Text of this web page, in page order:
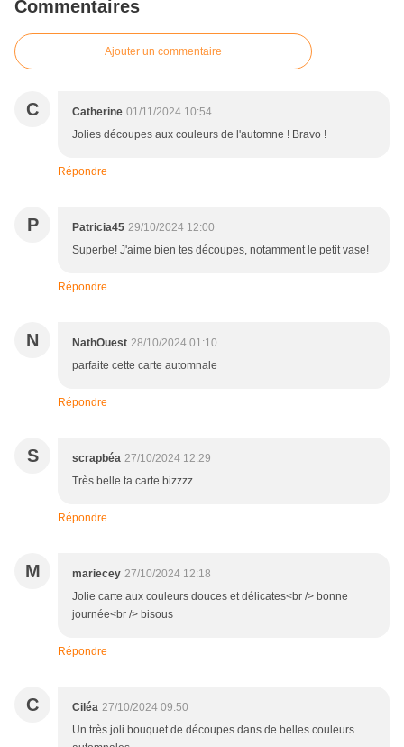
Commentaires
Ajouter un commentaire
C Catherine 01/11/2024 10:54
Jolies découpes aux couleurs de l'automne ! Bravo !
Répondre
P Patricia45 29/10/2024 12:00
Superbe! J'aime bien tes découpes, notamment le petit vase!
Répondre
N NathOuest 28/10/2024 01:10
parfaite cette carte automnale
Répondre
S scrapbéa 27/10/2024 12:29
Très belle ta carte bizzzz
Répondre
M mariecey 27/10/2024 12:18
Jolie carte aux couleurs douces et délicates<br /> bonne
journée<br /> bisous
Répondre
C Ciléa 27/10/2024 09:50
Un très joli bouquet de découpes dans de belles couleurs